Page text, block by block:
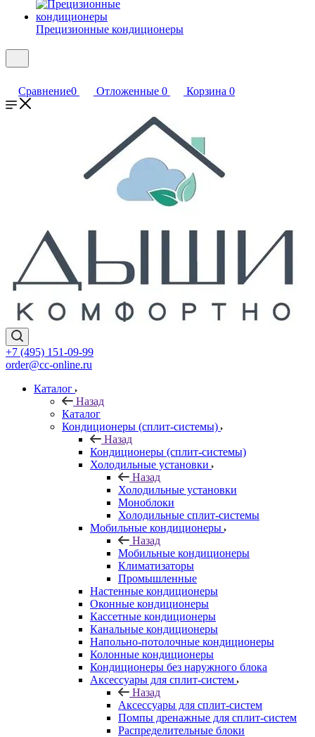
Прецизионные кондиционеры
Сравнение0 Отложенные 0 Корзина 0
+7 (495) 151-09-99
order@cc-online.ru
Каталог
Назад
Каталог
Кондиционеры (сплит-системы)
Назад
Кондиционеры (сплит-системы)
Холодильные установки
Назад
Холодильные установки
Моноблоки
Холодильные сплит-системы
Мобильные кондиционеры
Назад
Мобильные кондиционеры
Климатизаторы
Промышленные
Настенные кондиционеры
Оконные кондиционеры
Кассетные кондиционеры
Канальные кондиционеры
Напольно-потолочные кондиционеры
Колонные кондиционеры
Кондиционеры без наружного блока
Аксессуары для сплит-систем
Назад
Аксессуары для сплит-систем
Помпы дренажные для сплит-систем
Распределительные блоки